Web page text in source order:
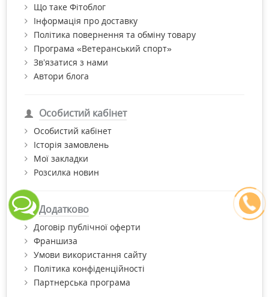
Що таке Фітоблог
Інформація про доставку
Політика повернення та обміну товару
Програма «Ветеранський спорт»
Зв’язатися з нами
Автори блога
Особистий кабінет
Особистий кабінет
Історія замовлень
Мої закладки
Розсилка новин
Додатково
Договір публічної оферти
Франшиза
Умови використання сайту
Політика конфіденційності
Партнерська програма